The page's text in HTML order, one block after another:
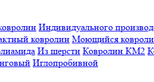
Индивидуального
ковролин Моющийся
Из шерсти Ковролин КМ2
Иглопробивной